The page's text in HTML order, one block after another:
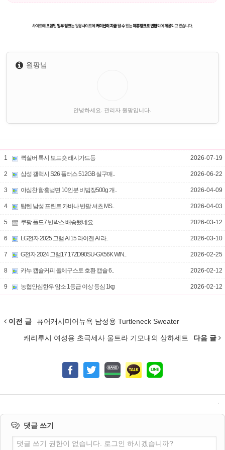
원팡님
안녕하세요. 관리자 원팡입니다.
1 퀵실버 록시 보드숏 래시가드등 2026-07-19
2 삼성 갤럭시 S26 플러스 512GB 실구매.. 2026-06-22
3 야심찬 함흥냉면 10인분 비빔장500g 개.. 2026-04-09
4 탑텐 남성 프린트 카바나 반팔 셔츠 MS.. 2026-04-03
5 쿠팡 폴드7 빈박스 배송됐네요. 2026-03-12
6 LG전자 2025 그램 AI 15 라이젠 AI 라.. 2026-03-10
7 G전자 2024 그램17 17ZD90SU-GX56K WIN.. 2026-02-25
8 카누 캡슐커피 돌체구스토 호환 캡슐 6.. 2026-02-12
9 농협안심한우 암소 1등급 이상 등심 1kg 2026-02-12
이전 글 퓨어캐시미어뉴욕 남성용 Turtleneck Sweater
캐리루시 여성용 초극세사 울트라 기모내의 상하세트 다음 글
댓글 쓰기
댓글 쓰기 권한이 없습니다. 로그인 하시겠습니까?